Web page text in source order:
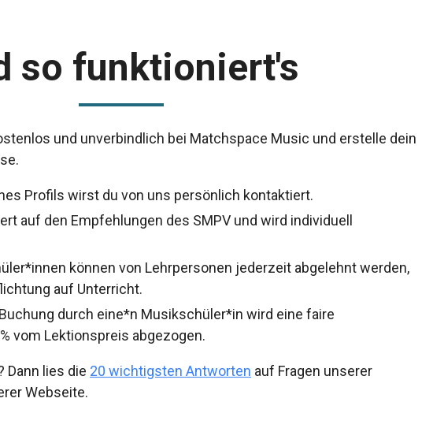
so funktioniert's
und unverbindlich bei Matchspace Music und erstelle dein
Profils wirst du von uns persönlich kontaktiert.
auf den Empfehlungen des SMPV und wird individuell
können von Lehrpersonen jederzeit abgelehnt werden,
auf Unterricht.
durch eine*n Musikschüler*in wird eine faire
vom Lektionspreis abgezogen.
Dann lies die 20 wichtigsten Antworten auf Fragen unserer
Webseite.